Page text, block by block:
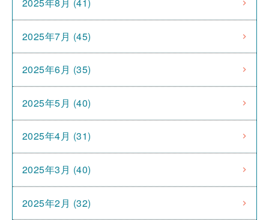
2025年7月 (45)
2025年6月 (35)
2025年5月 (40)
2025年4月 (31)
2025年3月 (40)
2025年2月 (32)